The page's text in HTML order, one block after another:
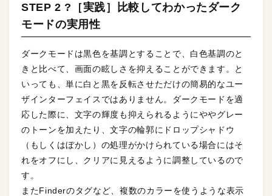
STEP 2 ?［実践］比較してわかったダーク
モードの実用性
ダークモードは黒色を基調とすることで、白色基調のと
きと比べて、画面の眩しさを抑えることができます。と
いっても、単に白と黒を反転させただけの簡易的なユー
ザインターフェイスではありません。ダークモードを適
応した際に、文字の輝度も抑えられるようにややグレー
のトーンを加えたり、文字の輪郭にドロップシャドウ
（もしくはぼかし）の処理がかけられている場合にはそ
れをオフにし、クリアに見えるように調整しているので
す。
またFinderのタグなど、複数のカラーを使うような表示